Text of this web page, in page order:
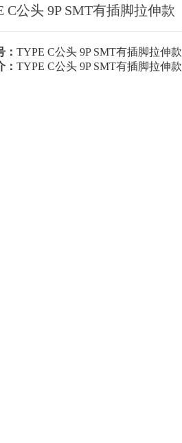
C公头 9P SMT有插脚拉伸款
： TYPE C公头 9P SMT有插脚拉伸款
： TYPE C公头 9P SMT有插脚拉伸款